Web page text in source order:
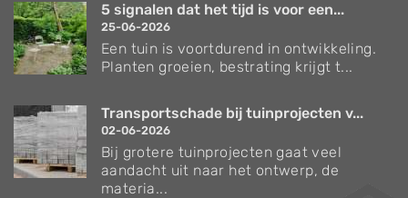
5 signalen dat het tijd is voor een...
25-06-2026
Een tuin is voortdurend in ontwikkeling.
Planten groeien, bestrating krijgt t...
Transportschade bij tuinprojecten v...
02-06-2026
Bij grotere tuinprojecten gaat veel
aandacht uit naar het ontwerp, de
materia...